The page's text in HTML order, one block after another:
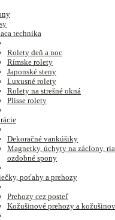
technika
Rolety deň a noc
Rímske rolety
Japonské steny
Luxusné rolety
Rolety na strešné okná
Plisse rolety
Dekoračné vankúšiky
Magnetky, úchyty na záclony,
ozdobné spony
poťahy a prehozy
Prehozy cez posteľ
Kožušinové prehozy a